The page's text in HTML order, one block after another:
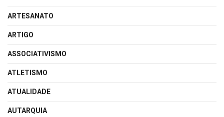
ARTESANATO
ARTIGO
ASSOCIATIVISMO
ATLETISMO
ATUALIDADE
AUTARQUIA